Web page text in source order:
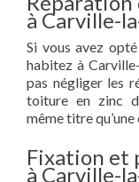
à Carville-
Si vous avez
habitez à
pas négliger les
toiture en zinc
même titre
Fixation et
à Carville-